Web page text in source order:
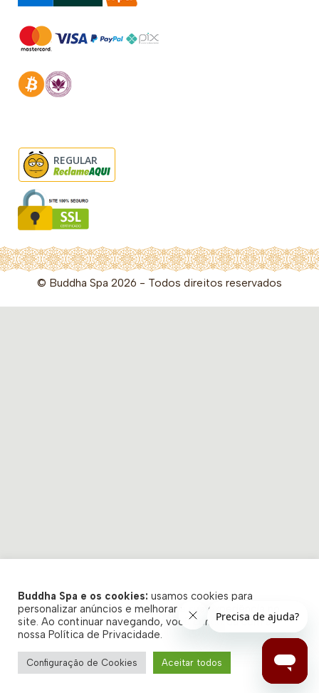
REGULAR
© Buddha Spa 2026 - Todos direitos reservados
Buddha Spa e os cookies: usamos cookies para
personalizar anúncios e melhorar a sua experiência no
site. Ao continuar navegando, você concorda com a
nossa Política de Privacidade.
Configuração de Cookies Aceitar todos